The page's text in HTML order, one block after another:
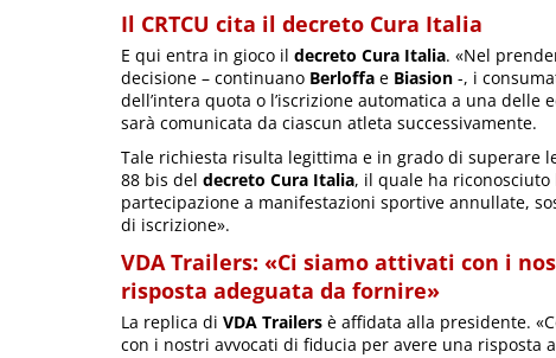
Il CRTCU cita il decreto Cura Italia
E qui entra in gioco il decreto Cura Italia. «Nel
decisione – continuano Berloffa e Biasion -, i
dell’intera quota o l’iscrizione automatica a una delle
sarà comunicata da ciascun atleta successivamente.
Tale richiesta risulta legittima e in grado di superare
88 bis del decreto Cura Italia, il quale ha
partecipazione a manifestazioni sportive annullate,
di iscrizione».
VDA Trailers: «Ci siamo attivati con i
risposta adeguata da fornire»
La replica di VDA Trailers è affidata alla presidente.
con i nostri avvocati di fiducia per avere una risposta